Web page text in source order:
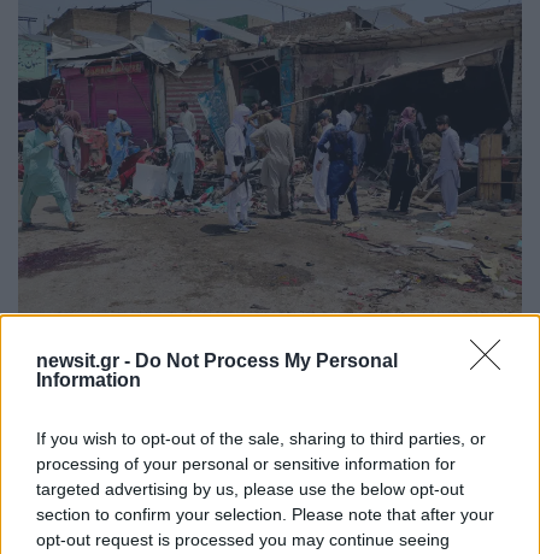
newsit.gr - Do Not Process My Personal
Information
If you wish to opt-out of the sale, sharing to third parties, or
processing of your personal or sensitive information for
targeted advertising by us, please use the below opt-out
section to confirm your selection. Please note that after your
opt-out request is processed you may continue seeing
Καταστροφές μετά την έκρηξη / REUTERS/Ehsan Khattak
υποστηρίζει μαχητές που, σύμφωνα με το
Ισλαμαμπάντ, χρησιμοποιούν το αφγανικό
έδαφος για να οργανώσουν επιθέσεις στο
Πακιστάν. Οι Ταλιμπάν αρνούνται τις κατηγορίες